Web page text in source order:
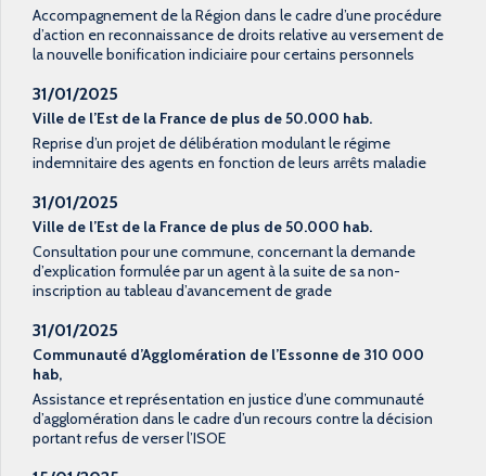
Accompagnement de la Région dans le cadre d’une procédure
d’action en reconnaissance de droits relative au versement de
la nouvelle bonification indiciaire pour certains personnels
31/01/2025
Ville de l’Est de la France de plus de 50.000 hab.
Reprise d’un projet de délibération modulant le régime
indemnitaire des agents en fonction de leurs arrêts maladie
31/01/2025
Ville de l’Est de la France de plus de 50.000 hab.
Consultation pour une commune, concernant la demande
d’explication formulée par un agent à la suite de sa non-
inscription au tableau d’avancement de grade
31/01/2025
Communauté d’Agglomération de l’Essonne de 310 000
hab,
Assistance et représentation en justice d’une communauté
d’agglomération dans le cadre d’un recours contre la décision
portant refus de verser l’ISOE